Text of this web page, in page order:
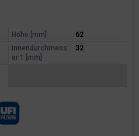
Höhe [mm]
62
Innendurchmess
er 1 [mm]
32